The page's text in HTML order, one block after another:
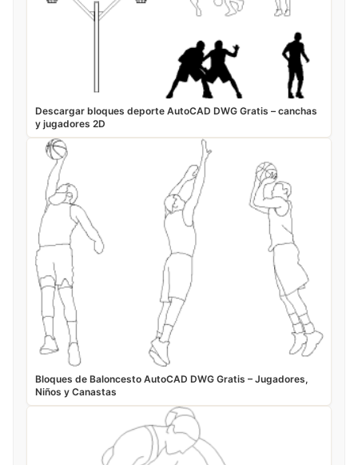
Descargar bloques deporte AutoCAD DWG Gratis – canchas
y jugadores 2D
Bloques de Baloncesto AutoCAD DWG Gratis – Jugadores,
Niños y Canastas